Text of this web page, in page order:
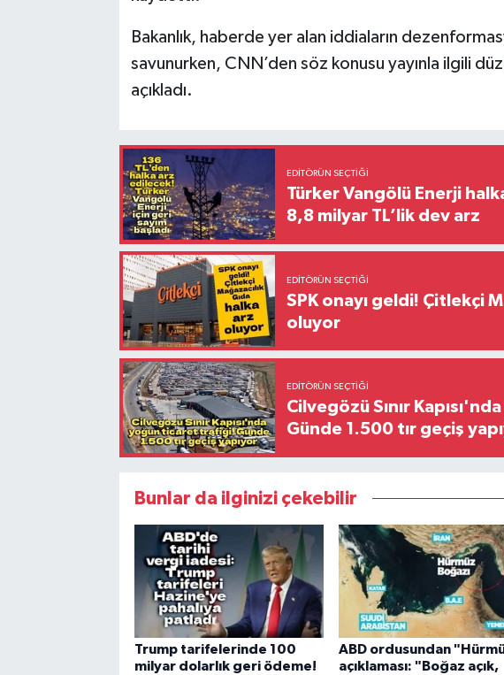
Bakanlık, haberde yer alan iddiaların
savunurken, CNN’den söz konusu yayınla ilgili
açıkladı.
EDITÖRÜN SEÇTIĞI
Türker Vangölü Enerji
8,8 milyar TL’lik dev arz
EDITÖRÜN SEÇTIĞI
SPK onayı geldi! Çitlekçi
oluyor
EDITÖRÜN SEÇTIĞI
Cilvegözü Sınır
Günde 1.500 tır geçiş
Bunlar da ilginizi çekebilir
Trump tarifelerinde 100
milyar dolarlık geri ödeme!
ABD ordusundan
açıklaması: "Boğaz açık,